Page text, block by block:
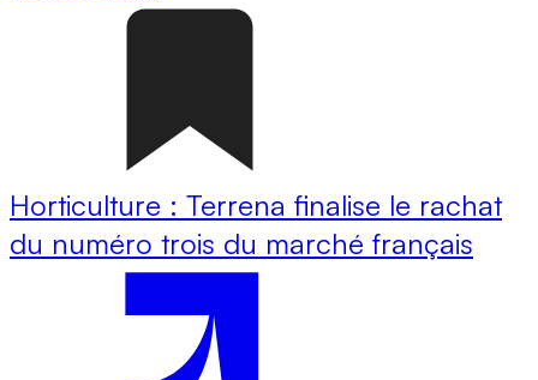
Horticulture : Terrena finalise le rachat
du numéro trois du marché français